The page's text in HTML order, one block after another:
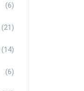
(6)
(21)
(14)
(6)